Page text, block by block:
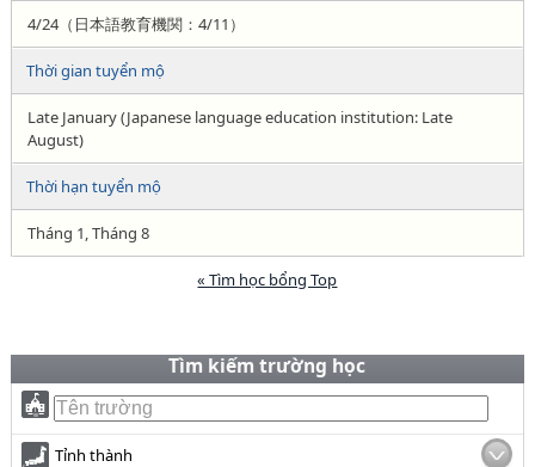
4/24（日本語教育機関：4/11）
Thời gian tuyển mộ
Late January (Japanese language education institution: Late
August)
Thời hạn tuyển mộ
Tháng 1, Tháng 8
« Tìm học bổng Top
Tìm kiếm trường học
Tỉnh thành